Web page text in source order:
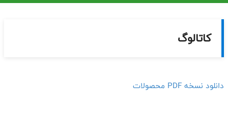
کاتالوگ
دانلود نسخه PDF محصولات